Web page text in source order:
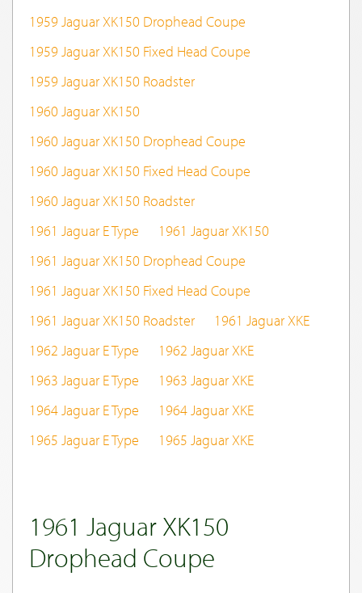
1959 Jaguar XK150 Drophead Coupe
1959 Jaguar XK150 Fixed Head Coupe
1959 Jaguar XK150 Roadster
1960 Jaguar XK150
1960 Jaguar XK150 Drophead Coupe
1960 Jaguar XK150 Fixed Head Coupe
1960 Jaguar XK150 Roadster
1961 Jaguar E Type
1961 Jaguar XK150
1961 Jaguar XK150 Drophead Coupe
1961 Jaguar XK150 Fixed Head Coupe
1961 Jaguar XK150 Roadster
1961 Jaguar XKE
1962 Jaguar E Type
1962 Jaguar XKE
1963 Jaguar E Type
1963 Jaguar XKE
1964 Jaguar E Type
1964 Jaguar XKE
1965 Jaguar E Type
1965 Jaguar XKE
1961 Jaguar XK150
Drophead Coupe